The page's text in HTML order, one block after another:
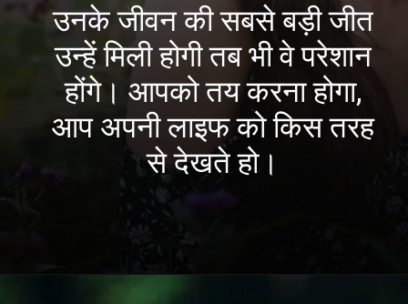
उनके जीवन की सबसे बड़ी जीत
उन्हें मिली होगी तब भी वे परेशान
होंगे। आपको तय करना होगा,
आप अपनी लाइफ को किस तरह
से देखते हो।